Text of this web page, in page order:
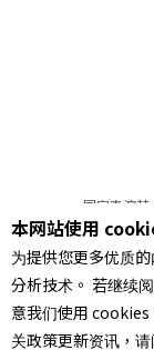
一天带著大
舞，或许就
更巨大，以
这也和
台湾社会，
在抗争现场演
为表演者参与
刚好形成对比
国家表演
© 2022
本站所提供相
本网站使用
为提供您更多优质
分析技术。 若继续
意我们使用
关政策更新资讯，